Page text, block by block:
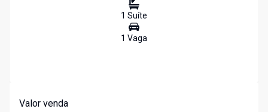
1 Suíte
1 Vaga
Valor venda